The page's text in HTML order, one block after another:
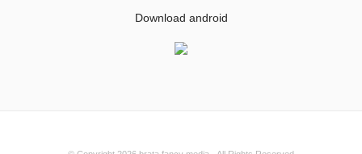
Download android